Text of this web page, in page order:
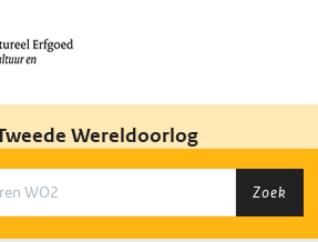
Wereldoorlog
Zoek